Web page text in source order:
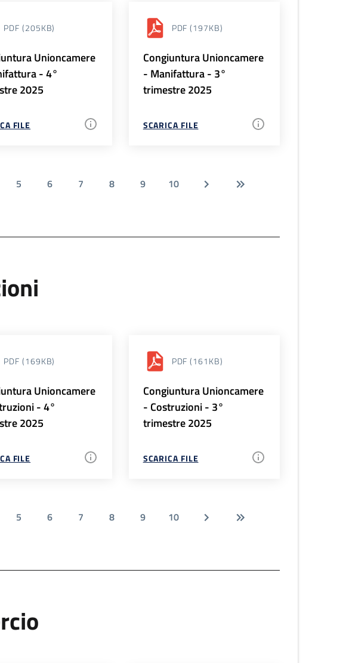
PDF (205KB)
Unioncamere
- 4°
2025
FILE
PDF (197KB)
Congiuntura Unioncamere
- Manifattura - 3°
trimestre 2025
SCARICA FILE
5 6 7 8 9 10
PDF (169KB)
Unioncamere
- 4°
2025
FILE
PDF (161KB)
Congiuntura Unioncamere
- Costruzioni - 3°
trimestre 2025
SCARICA FILE
5 6 7 8 9 10